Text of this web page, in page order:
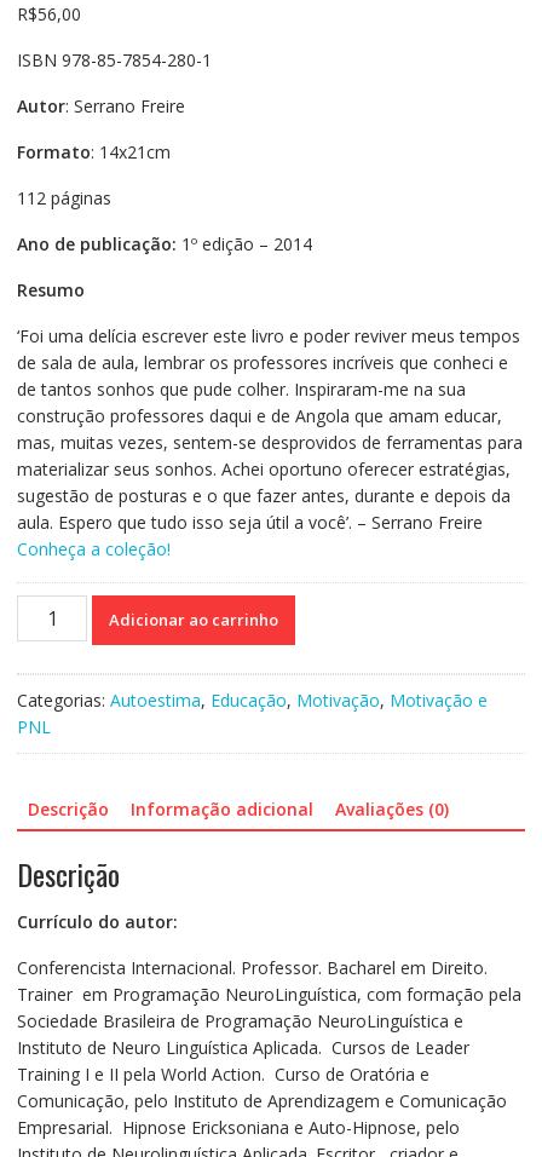
R$56,00
ISBN 978-85-7854-280-1
Autor: Serrano Freire
Formato: 14x21cm
112 páginas
Ano de publicação: 1º edição – 2014
Resumo
‘Foi uma delícia escrever este livro e poder reviver meus tempos
de sala de aula, lembrar os professores incríveis que conheci e
de tantos sonhos que pude colher. Inspiraram-me na sua
construção professores daqui e de Angola que amam educar,
mas, muitas vezes, sentem-se desprovidos de ferramentas para
materializar seus sonhos. Achei oportuno oferecer estratégias,
sugestão de posturas e o que fazer antes, durante e depois da
aula. Espero que tudo isso seja útil a você’. – Serrano Freire
Conheça a coleção!
Quando
bons
excelentes
resultados
Adicionar ao carrinho
Categorias: Autoestima, Educação, Motivação, Motivação e
PNL
Descrição Informação adicional Avaliações (0)
Descrição
Currículo do autor:
Conferencista Internacional. Professor. Bacharel em Direito.
Trainer em Programação NeuroLinguística, com formação pela
Sociedade Brasileira de Programação NeuroLinguística e
Instituto de Neuro Linguística Aplicada. Cursos de Leader
Training I e II pela World Action. Curso de Oratória e
Comunicação, pelo Instituto de Aprendizagem e Comunicação
Empresarial. Hipnose Ericksoniana e Auto-Hipnose, pelo